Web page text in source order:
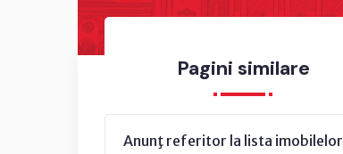
Pagini similare
Anunţ referitor la lista imobilelor